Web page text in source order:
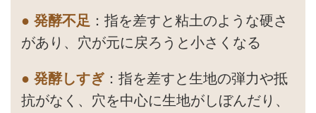
● 発酵不足 ：指を差すと粘土のような硬さ
があり、穴が元に戻ろうと小さくなる
● 発酵しすぎ：指を差すと生地の弾力や抵
抗がなく、穴を中心に生地がしぼんだり、